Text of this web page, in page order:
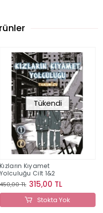
Tükendi
Kızların Kıyamet
Yolculuğu Cilt 1&2
450,00 TL 315,00 TL
Stokta Yok